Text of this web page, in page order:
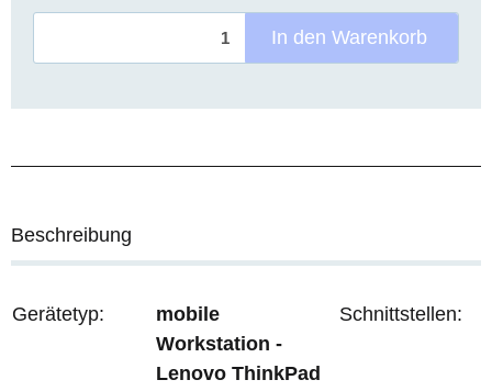
In den Warenkorb
Beschreibung
Gerätetyp:
mobile
Workstation -
Lenovo ThinkPad
Schnittstellen: